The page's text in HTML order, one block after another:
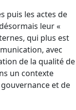
puis les actes de
leur «
qui plus est
avec
de la qualité de
un contexte
et de